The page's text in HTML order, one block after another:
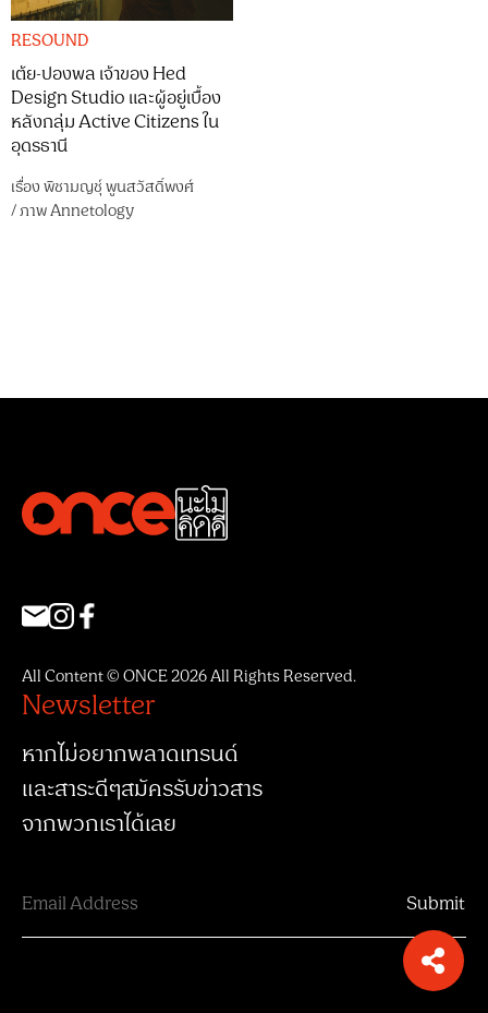
RESOUND
เต้ย-ปองพล เจ้าของ Hed
Design Studio และผู้อยู่เบื้อง
หลังกลุ่ม Active Citizens ใน
อุดรธานี
เรื่องพิชามญชุ์ พูนสวัสดิ์พงศ์
/ภาพAnnetology
All Content © ONCE 2026 All Rights Reserved.
Newsletter
หากไม่อยากพลาดเทรนด์
และสาระดีๆสมัครรับข่าวสาร
จากพวกเราได้เลย